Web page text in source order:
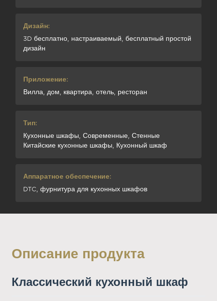
Дизайн:
3D бесплатно, настраиваемый, бесплатный простой
дизайн
Приложение:
Вилла, дом, квартира, отель, ресторан
Тип:
Кухонные шкафы, Современные, Стенные
Китайские кухонные шкафы, Кухонный шкаф
Аппаратное обеспечение:
DTC, фурнитура для кухонных шкафов
Описание продукта
Классический кухонный шкаф